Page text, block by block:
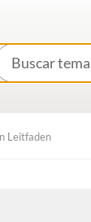
Leitfaden